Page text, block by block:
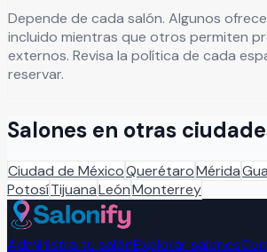
Depende de cada salón. Algunos
incluido mientras que otros permiten
externos. Revisa la política de cada
reservar.
Salones en otras
Ciudad de MéxicoQuerétaroMérida
PotosíTijuanaLeónMonterrey
Administra tu salónExplorar salones